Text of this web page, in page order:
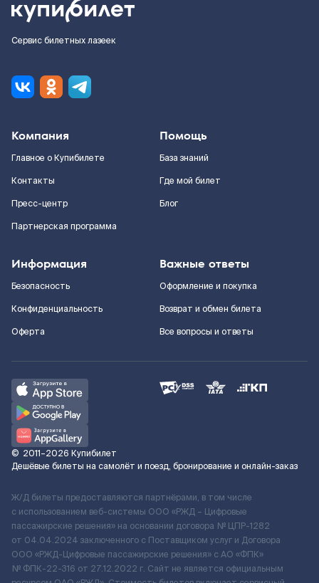
Сервис билетных лазеек
Компания
Главное о Купибилете
Контакты
Пресс-центр
Партнерская программа
Помощь
База знаний
Где мой билет
Блог
Информация
Безопасность
Конфиденциальность
Оферта
Важные ответы
Оформление и покупка
Возврат и обмен билета
Все вопросы и ответы
© 2011–2026 Купибилет
Дешёвые билеты на самолёт и поезд, бронирование и онлайн-заказ
Ж/Д билеты предоставляются партнёрами, в том числе
с использованием веб-системы ООО «РЖД – Цифровые
пассажирские решения» на основании договора № ЦПР-1282
от 04.04.2024 заключенного с Поставщиком услуг и Договора
ООО «РЖД-Цифровые пассажирские решения» c АО «ФПК»
№ ФПК-22-316 от 27.12.2022 г. Сайт не является официальным